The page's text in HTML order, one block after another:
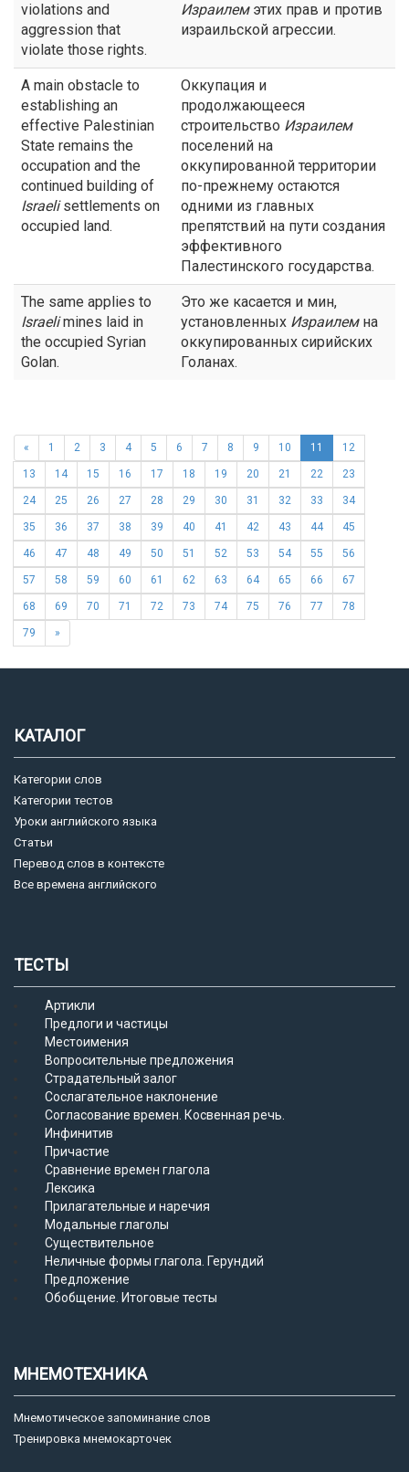
violations and
aggression that
violate those rights.
Израилемэтих прав и против
израильской агрессии.
A main obstacle to
establishing an
effective Palestinian
State remains the
occupation and the
continued building of
Israelisettlements on
occupied land.
Оккупация и
продолжающееся
строительство Израилем
поселений на
оккупированной территории
по-прежнему остаются
одними из главных
препятствий на пути создания
эффективного
Палестинского государства.
The same applies to
Israelimines laid in
the occupied Syrian
Golan.
Это же касается и мин,
установленных Израилемна
оккупированных сирийских
Голанах.
« 1 2 3 4 5 6 7 8 9 10 11 12
13 14 15 16 17 18 19 20 21 22 23
24 25 26 27 28 29 30 31 32 33 34
35 36 37 38 39 40 41 42 43 44 45
46 47 48 49 50 51 52 53 54 55 56
57 58 59 60 61 62 63 64 65 66 67
68 69 70 71 72 73 74 75 76 77 78
79 »
КАТАЛОГ
Категории слов
Категории тестов
Уроки английского языка
Статьи
Перевод слов в контексте
Все времена английского
ТЕСТЫ
Артикли
Предлоги и частицы
Местоимения
Вопросительные предложения
Страдательный залог
Сослагательное наклонение
Согласование времен. Косвенная речь.
Инфинитив
Причастие
Сравнение времен глагола
Лексика
Прилагательные и наречия
Модальные глаголы
Существительное
Неличные формы глагола. Герундий
Предложение
Обобщение. Итоговые тесты
МНЕМОТЕХНИКА
Мнемотическое запоминание слов
Тренировка мнемокарточек